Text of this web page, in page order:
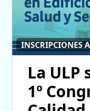
INSCRIPCIONES
La ULP
1º